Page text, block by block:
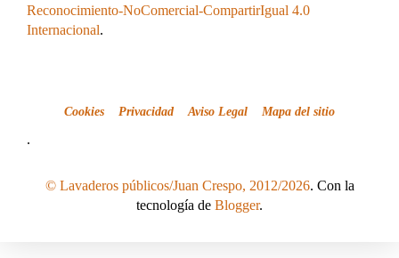
Reconocimiento-NoComercial-CompartirIgual 4.0
Internacional.
Cookies Privacidad Aviso Legal Mapa del sitio
.
© Lavaderos públicos/Juan Crespo, 2012/2026. Con la
tecnología de Blogger.